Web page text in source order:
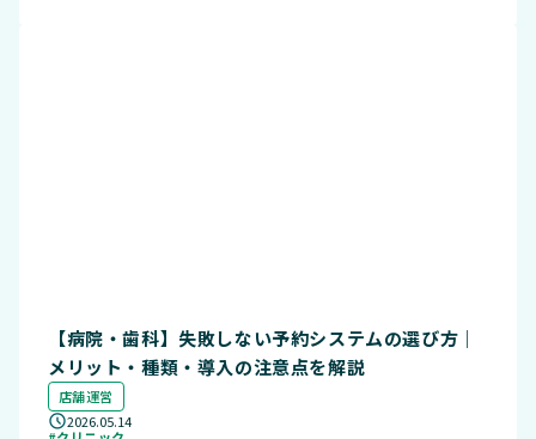
【病院・歯科】失敗しない予約システムの選び方｜
メリット・種類・導入の注意点を解説
店舗運営
2026.05.14